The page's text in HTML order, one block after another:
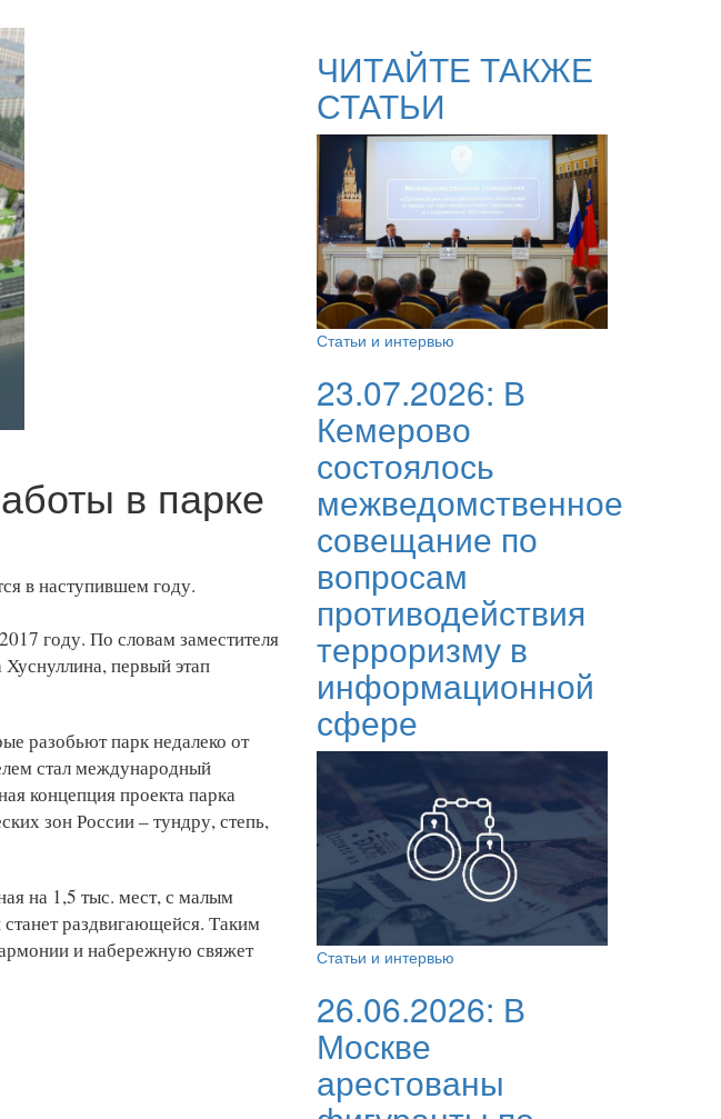
в парке
в наступившем году.
году. По словам заместителя
первый этап
разобьют парк недалеко от
стал международный
концепция проекта парка
зон России – тундру, степь,
на 1,5 тыс. мест, с малым
раздвигающейся. Таким
и набережную свяжет
ЧИТАЙТЕ ТАКЖЕ
СТАТЬИ
Статьи и интервью
23.07.2026: В
Кемерово
состоялось
межведомственное
совещание по
вопросам
противодействия
терроризму в
информационной
сфере
Статьи и интервью
26.06.2026: В
Москве
арестованы